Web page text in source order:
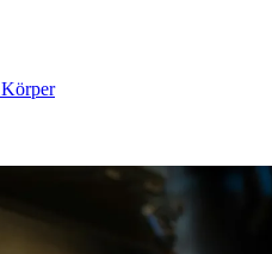
Körper